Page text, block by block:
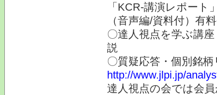
「KCR-講演レポート
（音声編/資料付）有
〇達人視点を学ぶ講
説
〇質疑応答・個別銘
http://www.jlpi.jp/
達人視点の会では会